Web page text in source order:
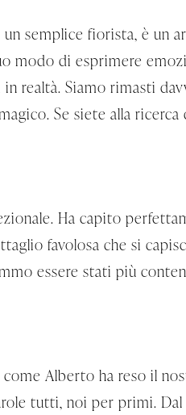
semplice fiorista, è un
modo di esprimere
realtà. Siamo rimasti
Se siete alla
Ha capito
favolosa che si
essere stati più
Alberto ha reso il
tutti, noi per primi.